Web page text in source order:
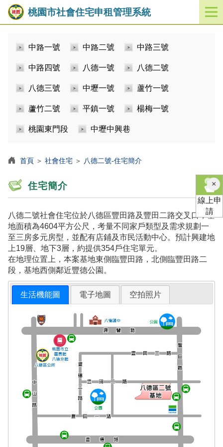
桃園市社會住宅申租管理系統
開
啟
中路一號 中路二號 中路三號
中路四號 八德一號 八德二號
八德三號 中壢一號 蘆竹一號
蘆竹二號 平鎮一號 楊梅一號
桃園東門段 中壢中興巷
首頁 ＞ 社會住宅 ＞ 八德二號-住宅簡介
住宅簡介
八德二號社會住宅位於八德區豐田路及豐田二路交叉口，基
地面積為4604平方公尺，考量不同家戶類型及需求規劃一
至三房多元房型，並配有店鋪及市民活動中心。預計興建地
上19層、地下3層，約提供354戶住宅單元。
在地理位置上，本案基地東側臨豐田路，北側臨豐田路二
段，基地西側鄰近豐德公園。
生活機能圖 電子地圖 空拍照片
×關
閉
線上申
請